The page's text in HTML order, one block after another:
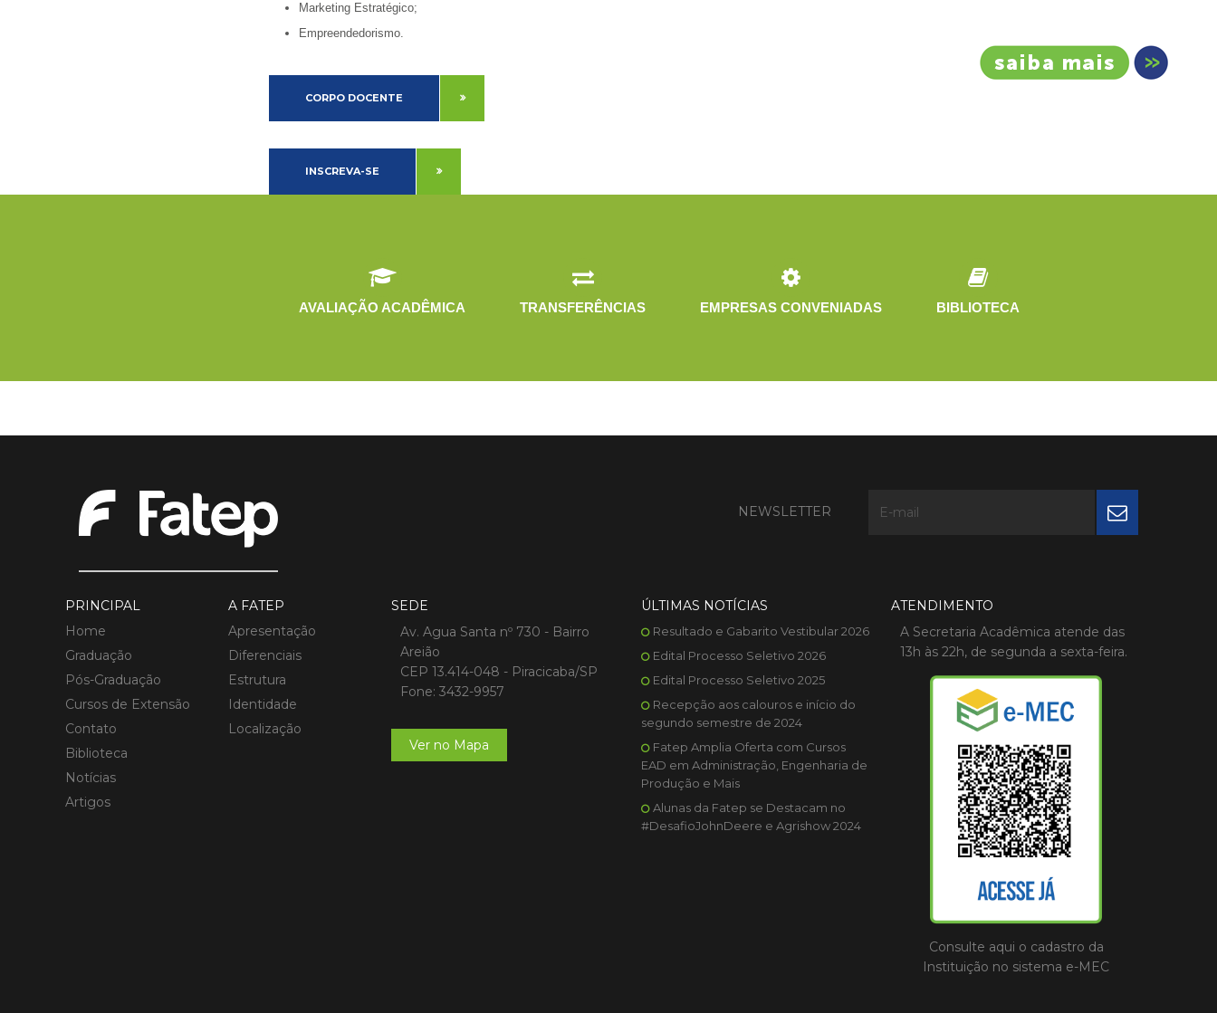
Marketing Estratégico;
Empreendedorismo.
CORPO DOCENTE
INSCREVA-SE
AVALIAÇÃO ACADÊMICA TRANSFERÊNCIAS EMPRESAS CONVENIADAS BIBLIOTECA
NEWSLETTER
PRINCIPAL
Home
Graduação
Pós-Graduação
Cursos de Extensão
Contato
Biblioteca
Notícias
Artigos
A FATEP
Apresentação
Diferenciais
Estrutura
Identidade
Localização
SEDE
Av. Agua Santa nº 730 - Bairro
Areião
CEP 13.414-048 - Piracicaba/SP
Fone: 3432-9957
Ver no Mapa
ÚLTIMAS NOTÍCIAS
Resultado e Gabarito Vestibular 2026
Edital Processo Seletivo 2026
Edital Processo Seletivo 2025
Recepção aos calouros e início do
segundo semestre de 2024
Fatep Amplia Oferta com Cursos
EAD em Administração, Engenharia de
Produção e Mais
Alunas da Fatep se Destacam no
#DesafioJohnDeere e Agrishow 2024
ATENDIMENTO
A Secretaria Acadêmica atende das
13h às 22h, de segunda a sexta-feira.
Consulte aqui o cadastro da
Instituição no sistema e-MEC